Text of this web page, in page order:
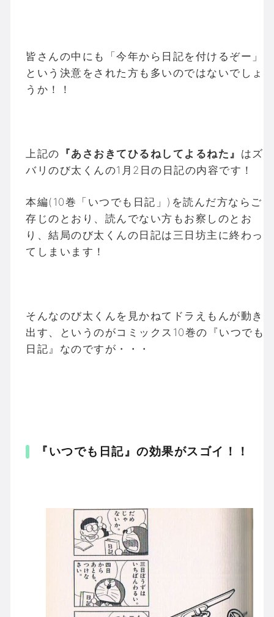
皆さんの中にも「今年から日記を付けるぞー」
という決意をされた方も多いのではないでしょ
うか！！
上記の 『あさおきてひるねしてよるねた』 はズ
バリのび太くんの1月2日の日記の内容です！
本編(10巻「いつでも日記」)を読んだ方ならご
存じのとおり、読んでない方もお察しのとお
り、結局のび太くんの日記は三日坊主に終わっ
てしまいます！
そんなのび太くんを見かねてドラえもんが動き
出す、というのがコミックス10巻の『いつでも
日記』なのですが・・・
『いつでも日記』の効果がスゴイ！！